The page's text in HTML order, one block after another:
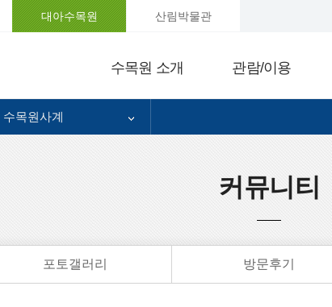
대아수목원 산림박물관
수목원 소개 관람/이용
수목원사계
커뮤니티
포토갤러리 방문후기